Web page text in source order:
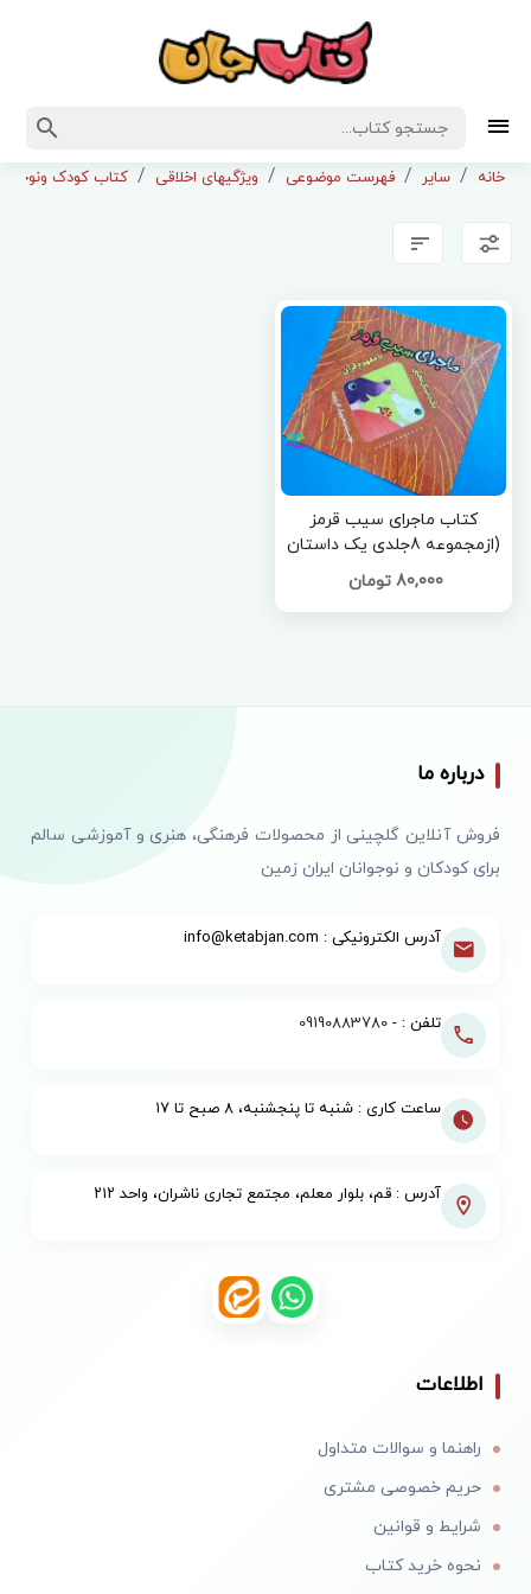
خانه سایر فهرست موضوعی ویژگیهای اخلاقی کتاب کودک
کتاب ماجرای سیب قرمز
(ازمجموعه 8جلدی یک داستان
تخیلی بامفهوم قرآنی)
80,000 تومان
درباره ما
فروش آنلاین گلچینی از محصولات فرهنگی، هنری و آموزشی سالم
برای کودکان و نوجوانان ایران زمین
آدرس الکترونیکی : info@ketabjan.com
تلفن : -09190883780
ساعت کاری : شنبه تا پنجشنبه، ۸ صبح تا ۱۷
آدرس : قم، بلوار معلم، مجتمع تجاری ناشران، واحد ۲۱۲
اطلاعات
راهنما و سوالات متداول
حریم خصوصی مشتری
شرایط و قوانین
نحوه خرید کتاب